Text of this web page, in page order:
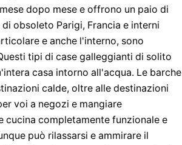
dopo mese e offrono un paio di
obsoleto Parigi, Francia e interni
e anche l'interno, sono
tipi di case galleggianti di solito
casa intorno all'acqua. Le barche
calde, oltre alle destinazioni
voi a negozi e mangiare
cucina completamente funzionale e
può rilassarsi e ammirare il